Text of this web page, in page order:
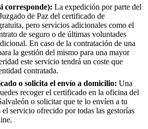
corresponde): La expedición por parte del
de Paz del certificado de
pero servicios adicionales como el
de seguro o de últimas voluntades
En caso de la contratación de una
la gestión del mismo para una mayor
este servicio tendrá un coste que
contratada.
o solicita el envío a domicilio: Una
recoger el certificado en la oficina del
o solicitar que te lo envíen a tu
servicio ofrecido por todas las gestorías